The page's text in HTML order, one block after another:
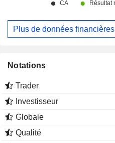
Plus de données financières
Notations
Trader
Investisseur
Globale
Qualité